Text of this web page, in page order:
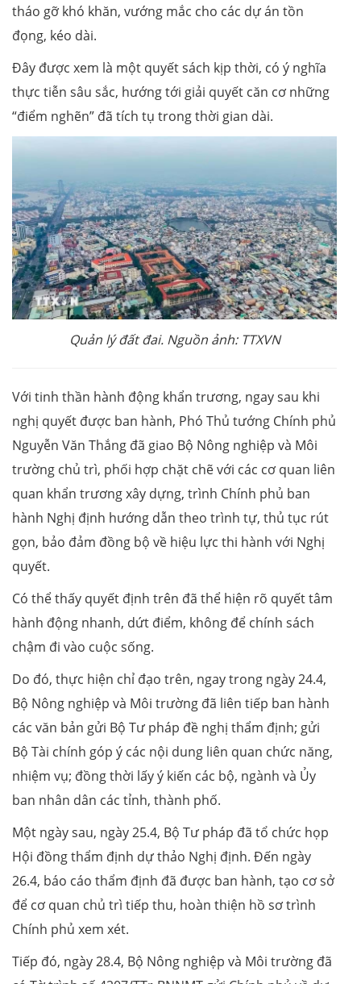
tháo gỡ khó khăn, vướng mắc cho các dự án tồn
đọng, kéo dài.
Đây được xem là một quyết sách kịp thời, có ý nghĩa
thực tiễn sâu sắc, hướng tới giải quyết căn cơ những
“điểm nghẽn” đã tích tụ trong thời gian dài.
Quản lý đất đai. Nguồn ảnh: TTXVN
Với tinh thần hành động khẩn trương, ngay sau khi
nghị quyết được ban hành, Phó Thủ tướng Chính phủ
Nguyễn Văn Thắng đã giao Bộ Nông nghiệp và Môi
trường chủ trì, phối hợp chặt chẽ với các cơ quan liên
quan khẩn trương xây dựng, trình Chính phủ ban
hành Nghị định hướng dẫn theo trình tự, thủ tục rút
gọn, bảo đảm đồng bộ về hiệu lực thi hành với Nghị
quyết.
Có thể thấy quyết định trên đã thể hiện rõ quyết tâm
hành động nhanh, dứt điểm, không để chính sách
chậm đi vào cuộc sống.
Do đó, thực hiện chỉ đạo trên, ngay trong ngày 24.4,
Bộ Nông nghiệp và Môi trường đã liên tiếp ban hành
các văn bản gửi Bộ Tư pháp đề nghị thẩm định; gửi
Bộ Tài chính góp ý các nội dung liên quan chức năng,
nhiệm vụ; đồng thời lấy ý kiến các bộ, ngành và Ủy
ban nhân dân các tỉnh, thành phố.
Một ngày sau, ngày 25.4, Bộ Tư pháp đã tổ chức họp
Hội đồng thẩm định dự thảo Nghị định. Đến ngày
26.4, báo cáo thẩm định đã được ban hành, tạo cơ sở
để cơ quan chủ trì tiếp thu, hoàn thiện hồ sơ trình
Chính phủ xem xét.
Tiếp đó, ngày 28.4, Bộ Nông nghiệp và Môi trường đã